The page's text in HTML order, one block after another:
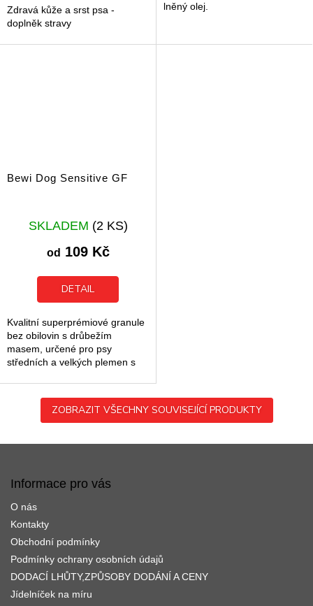
Zdravá kůže a srst psa -
doplněk stravy
lněný olej.
Bewi Dog Sensitive GF
SKLADEM (2 KS)
od 109 Kč
DETAIL
Kvalitní superprémiové granule
bez obilovin s drůbežím
masem, určené pro psy
středních a velkých plemen s
ZOBRAZIT VŠECHNY SOUVISEJÍCÍ PRODUKTY
Informace pro vás
O nás
Kontakty
Obchodní podmínky
Podmínky ochrany osobních údajů
DODACÍ LHŮTY,ZPŮSOBY DODÁNÍ A CENY
Jídelníček na míru